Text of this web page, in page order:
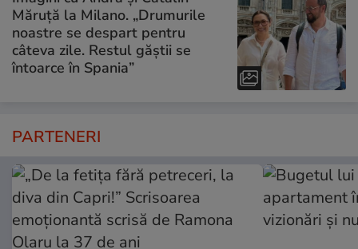
Măruță la Milano. „Drumurile
noastre se despart pentru
câteva zile. Restul găștii se
întoarce în Spania”
PARTENERI